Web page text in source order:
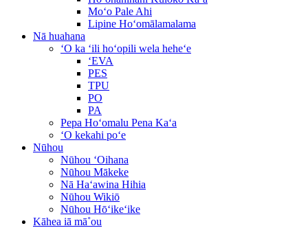
Moʻo Pale Ahi
Lipine Hoʻomālamalama
Nā huahana
ʻO ka ʻili hoʻopili wela heheʻe
ʻEVA
PES
TPU
PO
PA
Pepa Hoʻomalu Pena Kaʻa
ʻO kekahi poʻe
Nūhou
Nūhou ʻOihana
Nūhou Mākeke
Nā Haʻawina Hihia
Nūhou Wikiō
Nūhou Hōʻikeʻike
Kāhea iā mā˚ou